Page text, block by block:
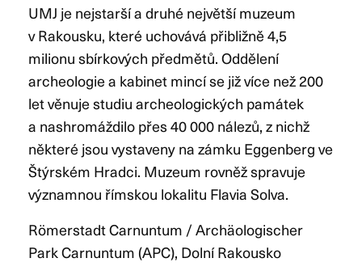
UMJ je nejstarší a druhé největší muzeum
v Rakousku, které uchovává přibližně 4,5
milionu sbírkových předmětů. Oddělení
archeologie a kabinet mincí se již více než 200
let věnuje studiu archeologických památek
a nashromáždilo přes 40 000 nálezů, z nichž
některé jsou vystaveny na zámku Eggenberg ve
Štýrském Hradci. Muzeum rovněž spravuje
významnou římskou lokalitu Flavia Solva.
Römerstadt Carnuntum / Archäologischer
Park Carnuntum (APC), Dolní Rakousko